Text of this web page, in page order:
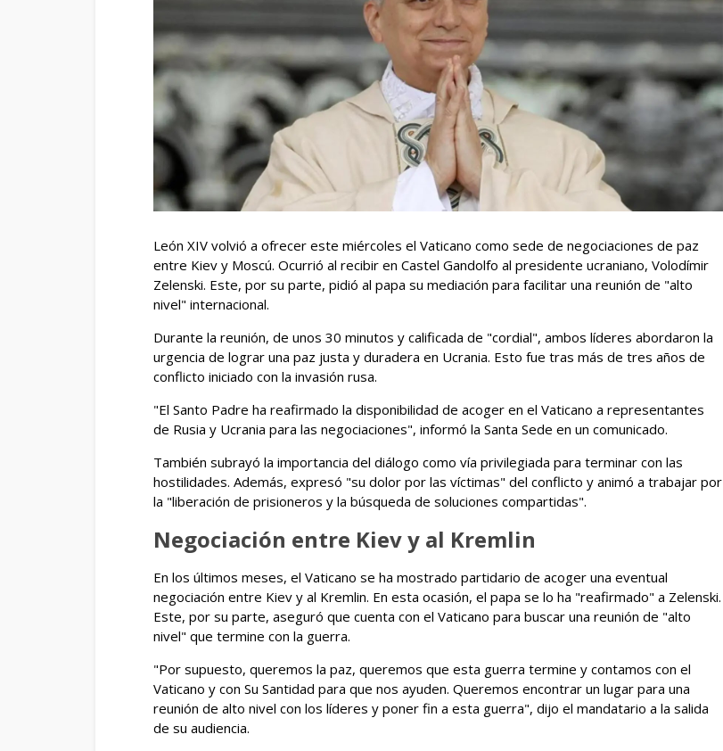
León XIV volvió a ofrecer este miércoles el Vaticano como sede de negociaciones de paz
entre Kiev y Moscú. Ocurrió al recibir en Castel Gandolfo al presidente ucraniano, Volodímir
Zelenski. Este, por su parte, pidió al papa su mediación para facilitar una reunión de "alto
nivel" internacional.
Durante la reunión, de unos 30 minutos y calificada de "cordial", ambos líderes abordaron la
urgencia de lograr una paz justa y duradera en Ucrania. Esto fue tras más de tres años de
conflicto iniciado con la invasión rusa.
"El Santo Padre ha reafirmado la disponibilidad de acoger en el Vaticano a representantes
de Rusia y Ucrania para las negociaciones", informó la Santa Sede en un comunicado.
También subrayó la importancia del diálogo como vía privilegiada para terminar con las
hostilidades. Además, expresó "su dolor por las víctimas" del conflicto y animó a trabajar por
la "liberación de prisioneros y la búsqueda de soluciones compartidas".
Negociación entre Kiev y al Kremlin
En los últimos meses, el Vaticano se ha mostrado partidario de acoger una eventual
negociación entre Kiev y al Kremlin. En esta ocasión, el papa se lo ha "reafirmado" a Zelenski.
Este, por su parte, aseguró que cuenta con el Vaticano para buscar una reunión de "alto
nivel" que termine con la guerra.
"Por supuesto, queremos la paz, queremos que esta guerra termine y contamos con el
Vaticano y con Su Santidad para que nos ayuden. Queremos encontrar un lugar para una
reunión de alto nivel con los líderes y poner fin a esta guerra", dijo el mandatario a la salida
de su audiencia.